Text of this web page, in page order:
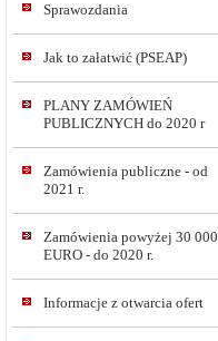
Sprawozdania
Jak to załatwić (PSEAP)
PLANY ZAMÓWIEŃ
PUBLICZNYCH do 2020 r
Zamówienia publiczne - od
2021 r.
Zamówienia powyżej 30 000
EURO - do 2020 r.
Informacje z otwarcia ofert